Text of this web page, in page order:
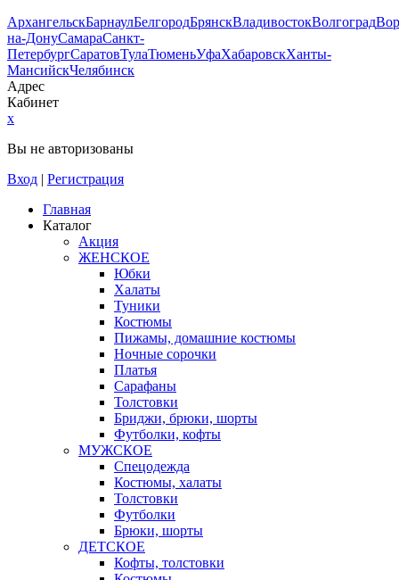
АрхангельскБарнаулБелгородБрянскВладивостокВолгоград
на-ДонуСамараСанкт-
ПетербургСаратовТулаТюменьУфаХабаровскХанты-
МансийскЧелябинск
Адрес
Кабинет
x
Вы не авторизованы
Вход | Регистрация
Главная
Каталог
Акция
ЖЕНСКОЕ
Юбки
Халаты
Туники
Костюмы
Пижамы, домашние костюмы
Ночные сорочки
Платья
Сарафаны
Толстовки
Бриджи, брюки, шорты
Футболки, кофты
МУЖСКОЕ
Спецодежда
Костюмы, халаты
Толстовки
Футболки
Брюки, шорты
ДЕТСКОЕ
Кофты, толстовки